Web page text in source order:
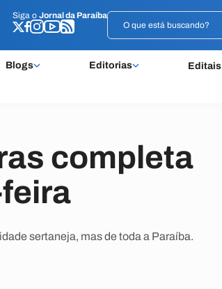
Siga o Jornal da Paraíba
Blogs Editorias Editais
Siga o Jornal da Paraíba
completa
sertaneja, mas de toda a Paraíba.